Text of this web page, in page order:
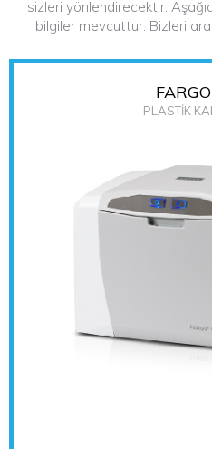
sizleri yönlendirecektir.
bilgiler mevcuttur. Bizleri
PLASTİK